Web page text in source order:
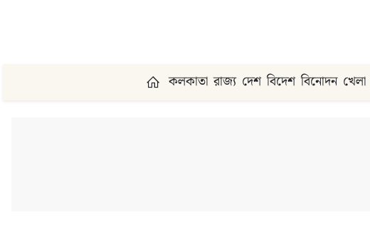
কলকাতা রাজ্য দেশ বিদেশ বিনোদন খেলা